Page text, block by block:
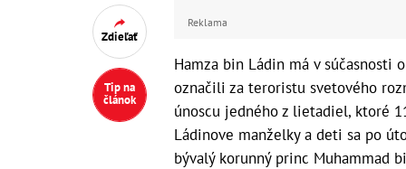
Zdieľať
Tip na
článok
Reklama
Hamza bin Ládin má v súčasnosti
označili za teroristu svetového
únoscu jedného z lietadiel, ktoré
Ládinove manželky a deti sa po
bývalý korunný princ Muhammad